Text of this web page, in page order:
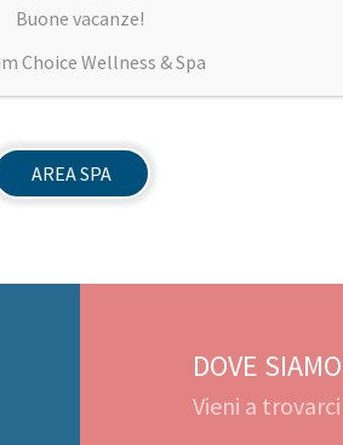
AREA SPA
DOVE SIAMO
Vieni a trovarci
Buone vacanze!
Choice Wellness & Spa